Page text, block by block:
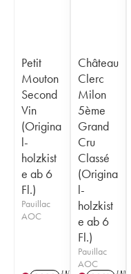
Petit
Mouton
Second
Vin
(Origina
l-
holzkist
e ab 6
Fl.)
Pauillac
AOC
Château
Clerc
Milon
5ème
Grand
Cru
Classé
(Origina
l-
holzkist
e ab 6
Fl.)
Pauillac
AOC